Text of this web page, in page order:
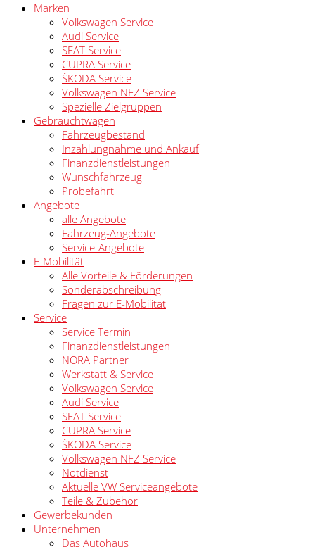
Marken
Volkswagen Service
Audi Service
SEAT Service
CUPRA Service
ŠKODA Service
Volkswagen NFZ Service
Spezielle Zielgruppen
Gebrauchtwagen
Fahrzeugbestand
Inzahlungnahme und Ankauf
Finanzdienstleistungen
Wunschfahrzeug
Probefahrt
Angebote
alle Angebote
Fahrzeug-Angebote
Service-Angebote
E-Mobilität
Alle Vorteile & Förderungen
Sonderabschreibung
Fragen zur E-Mobilität
Service
Service Termin
Finanzdienstleistungen
NORA Partner
Werkstatt & Service
Volkswagen Service
Audi Service
SEAT Service
CUPRA Service
ŠKODA Service
Volkswagen NFZ Service
Notdienst
Aktuelle VW Serviceangebote
Teile & Zubehör
Gewerbekunden
Unternehmen
Das Autohaus